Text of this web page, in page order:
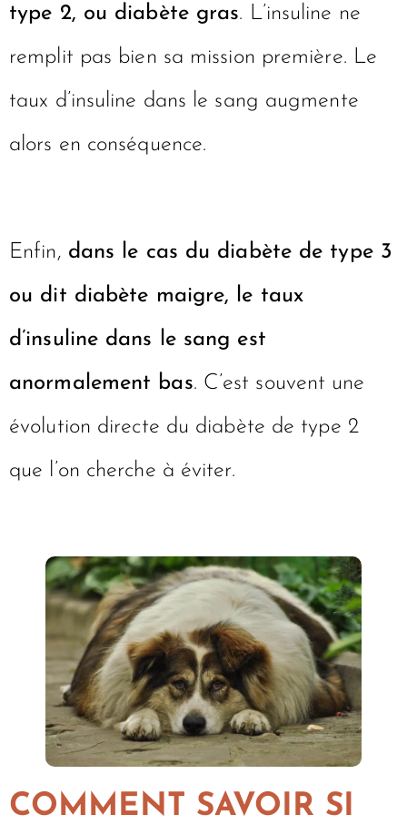
type 2, ou diabète gras. L’insuline ne
remplit pas bien sa mission première. Le
taux d’insuline dans le sang augmente
alors en conséquence.
Enfin, dans le cas du diabète de type 3
ou dit diabète maigre, le taux
d’insuline dans le sang est
anormalement bas. C’est souvent une
évolution directe du diabète de type 2
que l’on cherche à éviter.
COMMENT SAVOIR SI